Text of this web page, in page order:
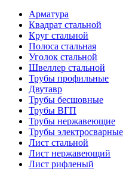
Арматура
Квадрат стальной
Круг стальной
Полоса стальная
Уголок стальной
Швеллер стальной
Трубы профильные
Двутавр
Трубы бесшовные
Трубы ВГП
Трубы нержавеющие
Трубы электросварные
Лист стальной
Лист нержавеющий
Лист рифленый